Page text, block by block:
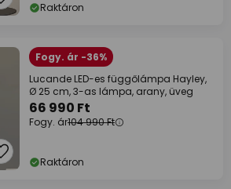
Raktáron
Fogy. ár -36%
Lucande LED-es függőlámpa Hayley,
Ø 25 cm, 3-as lámpa, arany, üveg
66 990 Ft
Fogy. ár104 990 Ft
Raktáron